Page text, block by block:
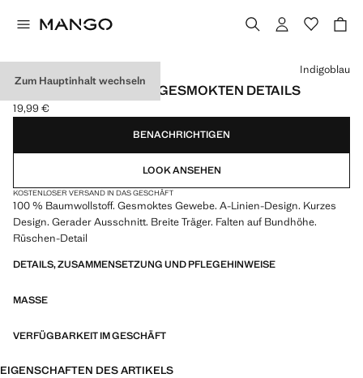
Zum Hauptinhalt wechseln
BAUMWOLLKLEID MIT GESMOKTEN DETAILS
Aktueller Preis [19,99 € ]
19,99 €
Wählen Sie eine Farbe
Indigoblau
BENACHRICHTIGEN
LOOK ANSEHEN
KOSTENLOSER VERSAND IN DAS GESCHÄFT
100 % Baumwollstoff. Gesmoktes Gewebe. A-Linien-Design. Kurzes
Design. Gerader Ausschnitt. Breite Träger. Falten auf Bundhöhe.
Rüschen-Detail
DETAILS, ZUSAMMENSETZUNG UND PFLEGEHINWEISE
MASSE
VERFÜGBARKEIT IM GESCHÄFT
EIGENSCHAFTEN DES ARTIKELS